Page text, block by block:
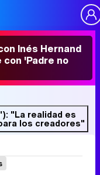
Inés Hernand
'Padre no
"La realidad es
los creadores"